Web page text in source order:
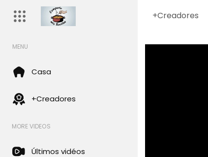
+Creadores
MENU
Casa
+Creadores
MORE VIDEOS
Últimos vidéos